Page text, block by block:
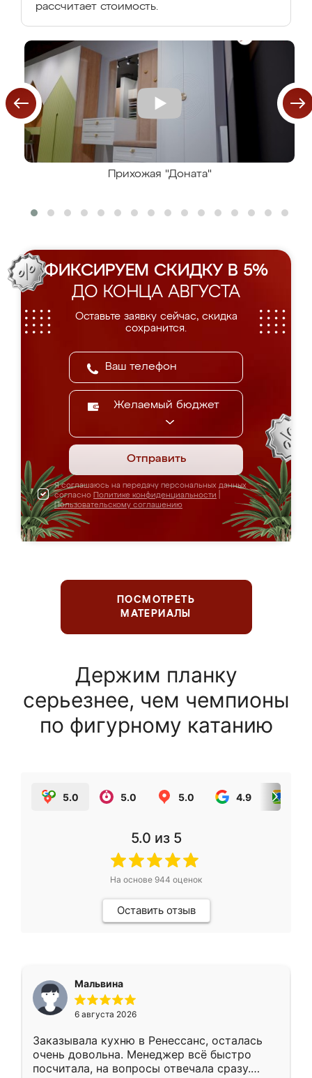
рассчитает стоимость.
Прихожая "Доната"
ФИКСИРУЕМ СКИДКУ В 5%
ДО КОНЦА АВГУСТА
Оставьте заявку сейчас, скидка
сохранится.
Желаемый бюджет
Отправить
Я соглашаюсь на передачу персональных данных
согласно Политике конфиденциальности
Пользовательскому соглашению
ПОСМОТРЕТЬ
МАТЕРИАЛЫ
Держим планку
серьезнее, чем чемпионы
по фигурному катанию
5.0 5.0 5.0 4.9
5.0 из 5
На основе 944 оценок
Оставить отзыв
Мальвина
6 августа 2026
Заказывала кухню в Ренессанс, осталась
очень довольна. Менеджер всё быстро
посчитала, на вопросы отвечала сразу.